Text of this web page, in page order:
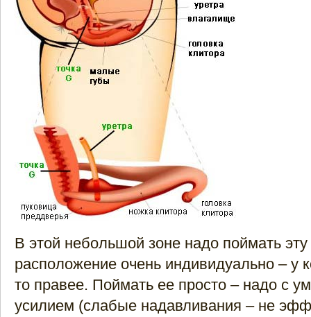
В этой небольшой зоне надо поймать эту
расположение очень индивидуально – у
то правее. Поймать ее просто – надо с
усилием (слабые надавливания – не